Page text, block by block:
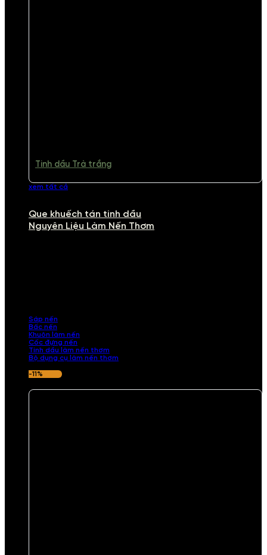
Tinh dầu Trà trắng
xem tất cả
Que khuếch tán tinh dầu
Nguyên Liệu Làm Nến Thơm
Sáp nến
Bấc nến
Khuôn làm nến
Cốc đựng nến
Tinh dầu làm nến thơm
Bộ dụng cụ làm nến thơm
-11%